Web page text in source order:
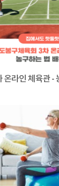
온라인 체육관 -